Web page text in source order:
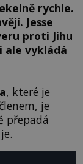
rychle.
Jesse
proti Jihu
ale vykládá
, které je
je
přepadá